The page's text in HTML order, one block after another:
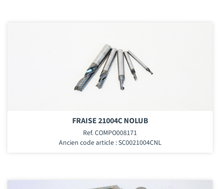
FRAISE 21004C NOLUB
Ref. COMPO008171
Ancien code article : SC0021004CNL